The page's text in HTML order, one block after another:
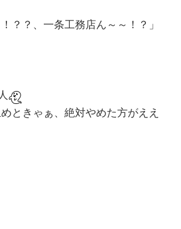
？？、一条工務店ん～～！？」
めときゃぁ、絶対やめた方がええ